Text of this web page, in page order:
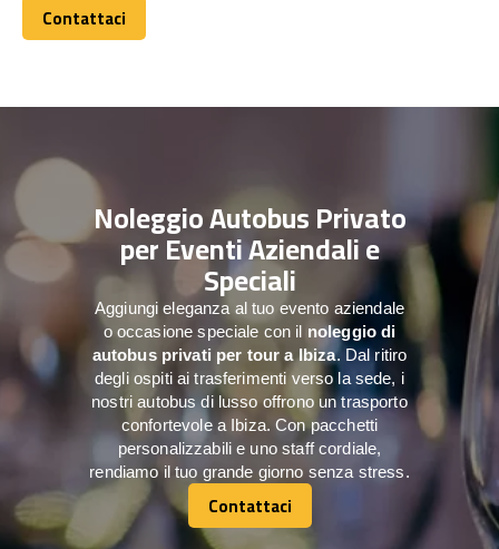
Contattaci
Contattaci
Noleggio Autobus Privato
per Eventi Aziendali e
Speciali
Aggiungi eleganza al tuo evento aziendale
o occasione speciale con il noleggio di
autobus privati per tour a Ibiza. Dal ritiro
degli ospiti ai trasferimenti verso la sede, i
nostri autobus di lusso offrono un trasporto
confortevole a Ibiza. Con pacchetti
personalizzabili e uno staff cordiale,
rendiamo il tuo grande giorno senza stress.
Contattaci
Contattaci